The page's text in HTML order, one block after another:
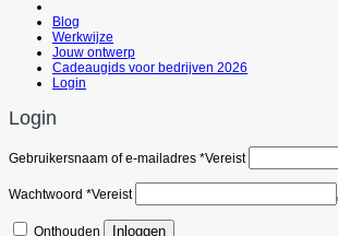
Blog
Werkwijze
Jouw ontwerp
Cadeaugids voor bedrijven 2026
Login
Login
Gebruikersnaam of e-mailadres *Vereist
Wachtwoord *Vereist
Onthouden Inloggen